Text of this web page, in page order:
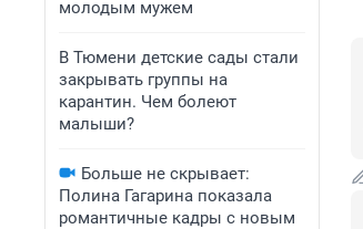
молодым мужем
В Тюмени детские сады стали
закрывать группы на
карантин. Чем болеют
малыши?
Больше не скрывает:
Полина Гагарина показала
романтичные кадры с новым